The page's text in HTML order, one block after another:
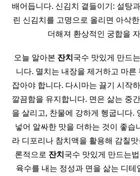
배어듭니다. 신김치 곁들이기: 설탕
린 신김치를 고명으로 올리면 아삭
더해져 환상적인 궁합을
오늘 알아본 잔치국수 맛있게 만드
니다. 멸치는 내장을 제거하고 마른
잡아야 합니다. 다시마는 끓기 시작
깔끔함을 유지합니다. 면은 삶는 중
을 살리고, 찬물에 강하게 헹굽니다.
넣어 알싸한 맛을 더하는 것이 좋습
라 디포리나 참치액을 활용해 감칠
론적으로 잔치국수 맛있게 만드는
육수를 내는 정성과 면을 삶는 디테